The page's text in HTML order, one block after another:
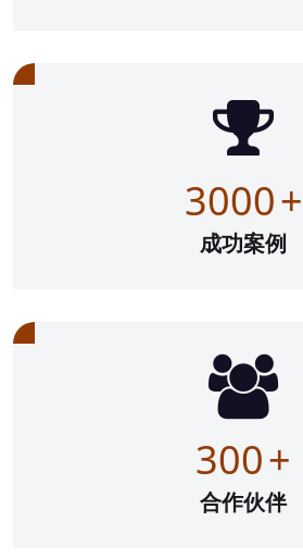
3000+
成功案例
300+
合作伙伴